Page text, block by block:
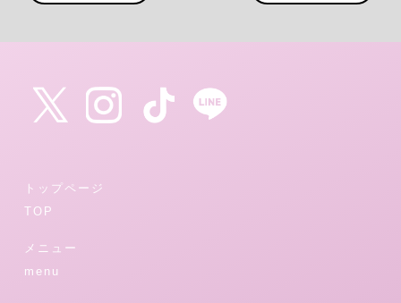
トップページ
TOP
メニュー
menu